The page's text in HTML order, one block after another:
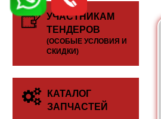
УЧАСТНИКАМ
ТЕНДЕРОВ
(ОСОБЫЕ УСЛОВИЯ И
СКИДКИ)
КАТАЛОГ
ЗАПЧАСТЕЙ